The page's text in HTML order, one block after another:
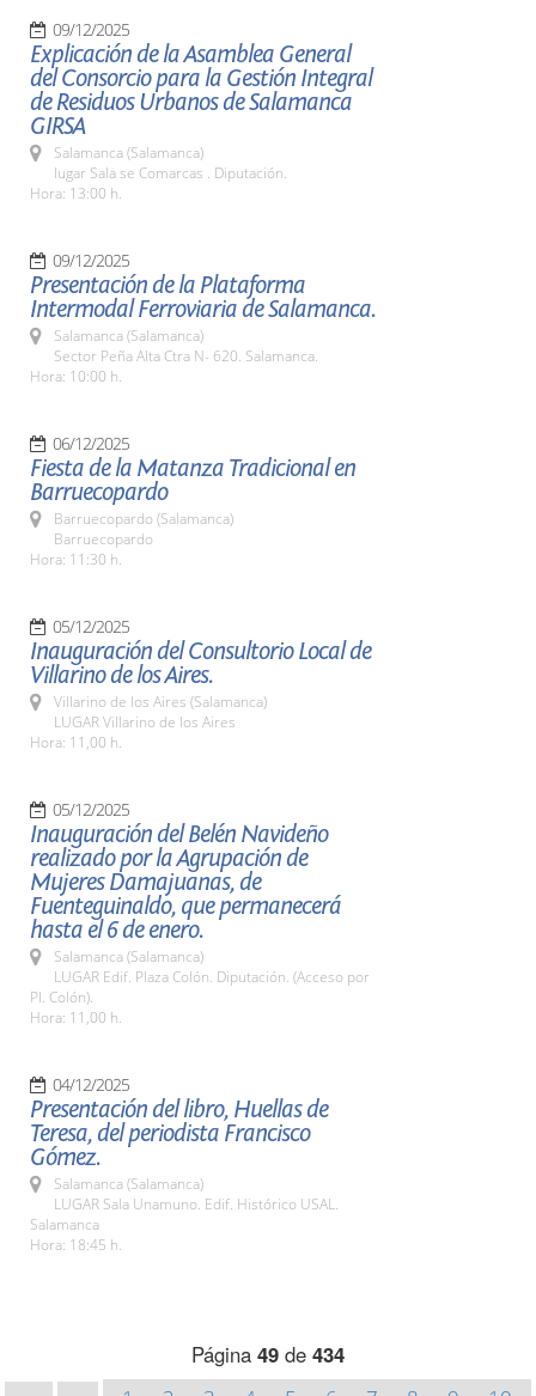
09/12/2025
Explicación de la Asamblea General
del Consorcio para la Gestión Integral
de Residuos Urbanos de Salamanca
GIRSA
Salamanca (Salamanca)
lugar Sala se Comarcas . Diputación.
Hora: 13:00 h.
09/12/2025
Presentación de la Plataforma
Intermodal Ferroviaria de Salamanca.
Salamanca (Salamanca)
Sector Peña Alta Ctra N- 620. Salamanca.
Hora: 10:00 h.
06/12/2025
Fiesta de la Matanza Tradicional en
Barruecopardo
Barruecopardo (Salamanca)
Barruecopardo
Hora: 11:30 h.
05/12/2025
Inauguración del Consultorio Local de
Villarino de los Aires.
Villarino de los Aires (Salamanca)
LUGAR Villarino de los Aires
Hora: 11,00 h.
05/12/2025
Inauguración del Belén Navideño
realizado por la Agrupación de
Mujeres Damajuanas, de
Fuenteguinaldo, que permanecerá
hasta el 6 de enero.
Salamanca (Salamanca)
LUGAR Edif. Plaza Colón. Diputación. (Acceso por
Pl. Colón).
Hora: 11,00 h.
04/12/2025
Presentación del libro, Huellas de
Teresa, del periodista Francisco
Gómez.
Salamanca (Salamanca)
LUGAR Sala Unamuno. Edif. Histórico USAL.
Salamanca
Hora: 18:45 h.
Página 49 de 434